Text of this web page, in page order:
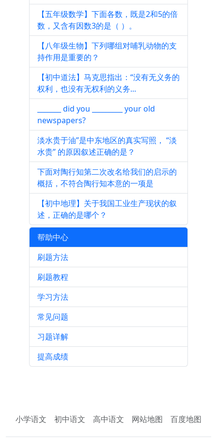
【五年级数学】下面各数，既是2和5的倍
数，又含有因数3的是（ ）。
【八年级生物】下列哪组对哺乳动物的支
持作用是重要的？
【初中道法】马克思指出：“没有无义务的
权利，也没有无权利的义务...
_______ did you _________ your old
newspapers?
淡水贵于油”是中东地区的真实写照， “淡
水贵” 的原因叙述正确的是？
下面对陶行知第二次改名给我们的启示的
概括，不符合陶行知本意的一项是
【初中地理】关于我国工业生产现状的叙
述，正确的是哪个？
帮助中心
刷题方法
刷题教程
学习方法
常见问题
习题详解
提高成绩
小学语文 初中语文 高中语文 网站地图 百度地图